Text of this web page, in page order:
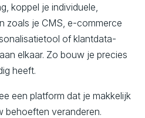
koppel je individuele,
zoals je CMS, e-commerce
of klantdata-
elkaar. Zo bouw je precies
heeft.
een platform dat je makkelijk
behoeften veranderen.